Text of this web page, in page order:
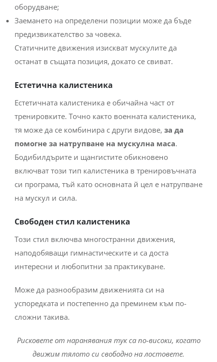
оборудване;
Заемането на определени позиции може да бъде
предизвикателство за човека.
Статичните движения изискват мускулите да
останат в същата позиция, докато се свиват.
Естетична калистеника
Естетичната калистеника е обичайна част от
тренировките. Точно както военната калистеника,
тя може да се комбинира с други видове, за да
помогне за натрупване на мускулна маса.
Бодибилдърите и щангистите обикновено
включват този тип калистеника в тренировъчната
си програма, тъй като основната й цел е натрупване
на мускул и сила.
Свободен стил калистеника
Този стил включва многостранни движения,
наподобяващи гимнастическите и са доста
интересни и любопитни за практикуване.
Може да разнообразим движенията си на
успоредката и постепенно да преминем към по-
сложни такива.
Рисковете от наранявания тук са по-високи, когато
движим тялото си свободно на лостовете.